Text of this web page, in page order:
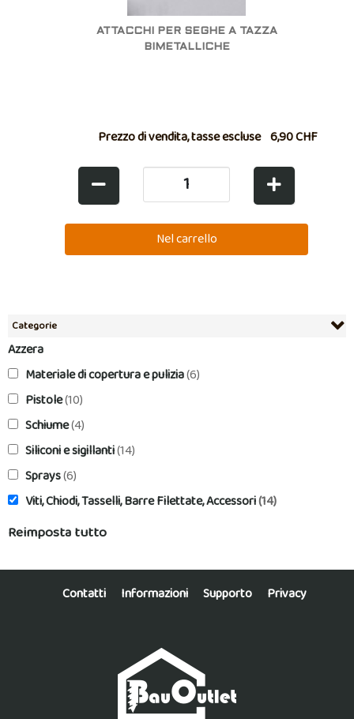
Categorie
Azzera
Materiale di copertura e pulizia(6)
Pistole(10)
Schiume(4)
Siliconi e sigillanti(14)
Sprays(6)
Viti, Chiodi, Tasselli, Barre Filettate, Accessori(14)
Reimposta tutto
ATTACCHI PER SEGHE A TAZZA
BIMETALLICHE
Prezzo di vendita, tasse escluse 6,90 CHF
Contatti Informazioni Supporto Privacy